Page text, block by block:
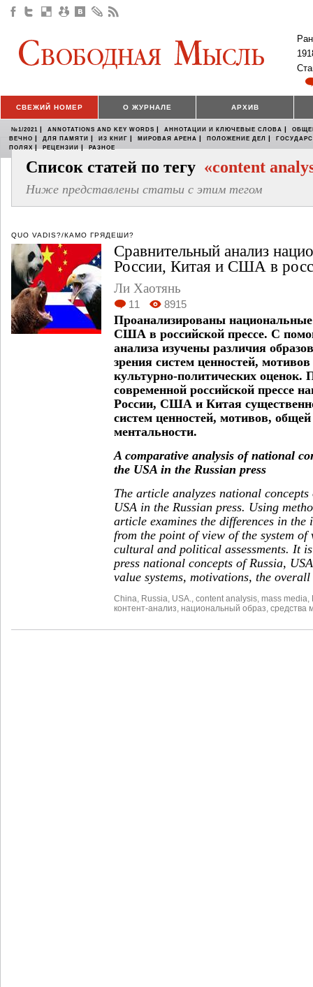
СВЕЖИЙ НОМЕР О ЖУРНАЛЕ АРХИВ
№1/2021 | ANNOTATIONS AND KEY WORDS | АННОТАЦИИ И КЛЮЧЕВЫЕ СЛОВА |
ВЕЧНО | ДЛЯ ПАМЯТИ | ИЗ КНИГ | МИРОВАЯ АРЕНА | ПОЛОЖЕНИЕ ДЕЛ |
ПОЛЯХ | РЕЦЕНЗИИ | РАЗНОЕ
Список статей по тегу «content
Ниже представлены статьи с этим тегом
QUO VADIS?/КАМО ГРЯДЕШИ?
Сравнительный анализ
России, Китая и США в
Ли Хаотянь
11 8915
Проанализированы
США в российской прессе. С
анализа изучены различия
зрения систем ценностей,
культурно-политических оценок.
современной российской прессе
России, США и Китая
систем ценностей, мотивов,
ментальности.
A comparative analysis of national
the USA in the Russian press
The article analyzes national
USA in the Russian press. Using
article examines the differences in the
from the point of view of the system of
cultural and political assessments. It
press national concepts of Russia,
value systems, motivations, the
China Russia USA. content analysis mass media
контент-анализ национальный образ средства